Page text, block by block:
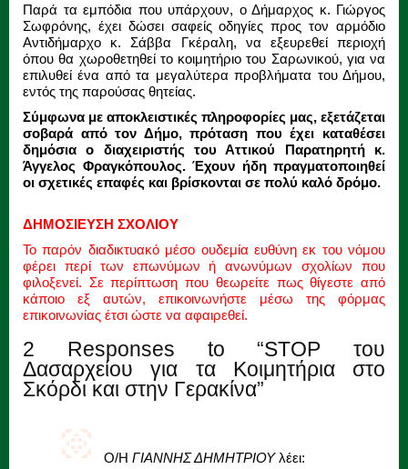
Παρά τα εμπόδια που υπάρχουν, ο Δήμαρχος κ. Γιώργος
Σωφρόνης, έχει δώσει σαφείς οδηγίες προς τον αρμόδιο
Αντιδήμαρχο κ. Σάββα Γκέραλη, να εξευρεθεί περιοχή
όπου θα χωροθετηθεί το κοιμητήριο του Σαρωνικού, για να
επιλυθεί ένα από τα μεγαλύτερα προβλήματα του Δήμου,
εντός της παρούσας θητείας.
Σύμφωνα με αποκλειστικές πληροφορίες μας, εξετάζεται
σοβαρά από τον Δήμο, πρόταση που έχει καταθέσει
δημόσια ο διαχειριστής του Αττικού Παρατηρητή κ.
Άγγελος Φραγκόπουλος. Έχουν ήδη πραγματοποιηθεί
οι σχετικές επαφές και βρίσκονται σε πολύ καλό δρόμο.
ΔΗΜΟΣΙΕΥΣΗ ΣΧΟΛΙΟΥ
Το παρόν διαδικτυακό μέσο ουδεμία ευθύνη εκ του νόμου
φέρει περί των επωνύμων ή ανωνύμων σχολίων που
φιλοξενεί. Σε περίπτωση που θεωρείτε πως θίγεστε από
κάποιο εξ αυτών, επικοινωνήστε μέσω της φόρμας
επικοινωνίας έτσι ώστε να αφαιρεθεί.
2 Responses to “STOP του
Δασαρχείου για τα Κοιμητήρια στο
Σκόρδι και στην Γερακίνα”
Ο/Η ΓΙΑΝΝΗΣ ΔΗΜΗΤΡΙΟΥ λέει: